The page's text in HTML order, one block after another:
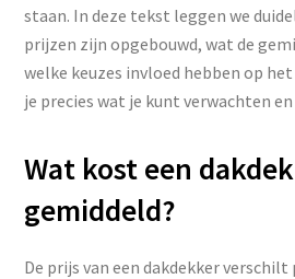
staan. In deze tekst leggen we
prijzen zijn opgebouwd, wat de
welke keuzes invloed hebben op
je precies wat je kunt verwachten
Wat kost een
gemiddeld?
De prijs van een dakdekker